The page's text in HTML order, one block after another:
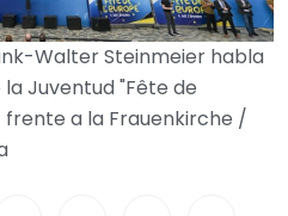
Walter Steinmeier habla
Juventud "Fête de
frente a la Frauenkirche /